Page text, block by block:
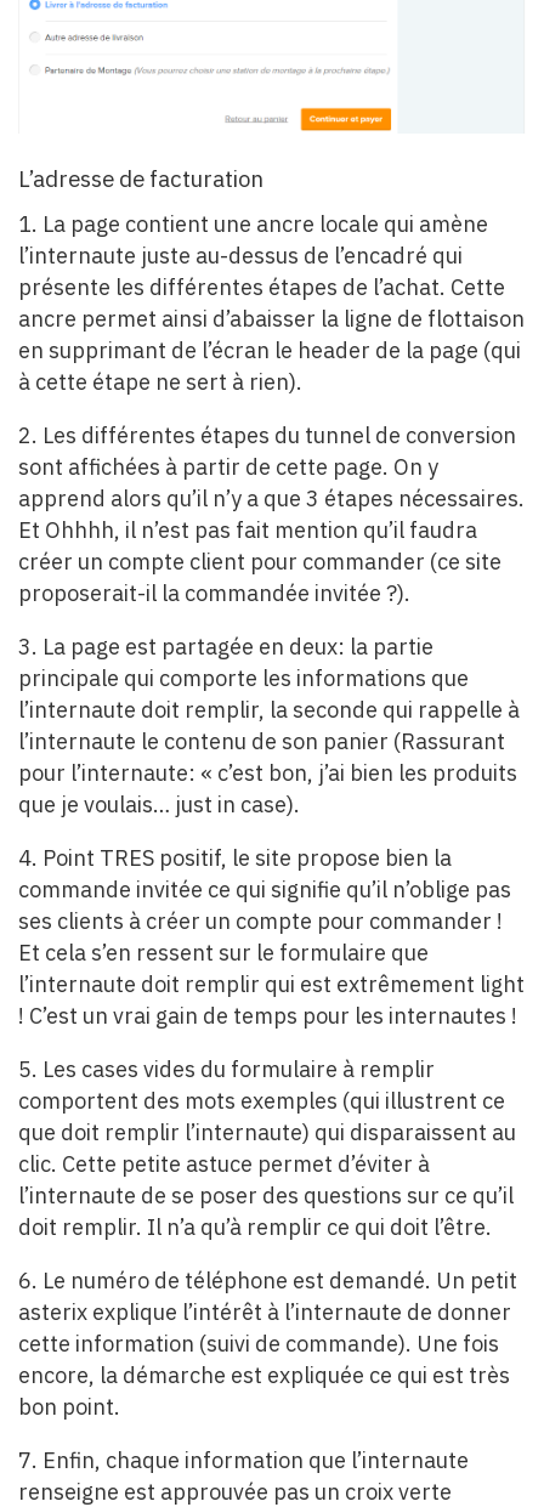
L’adresse de facturation
1. La page contient une ancre locale qui amène
l’internaute juste au-dessus de l’encadré qui
présente les différentes étapes de l’achat. Cette
ancre permet ainsi d’abaisser la ligne de flottaison
en supprimant de l’écran le header de la page (qui
à cette étape ne sert à rien).
2. Les différentes étapes du tunnel de conversion
sont affichées à partir de cette page. On y
apprend alors qu’il n’y a que 3 étapes nécessaires.
Et Ohhhh, il n’est pas fait mention qu’il faudra
créer un compte client pour commander (ce site
proposerait-il la commandée invitée ?).
3. La page est partagée en deux: la partie
principale qui comporte les informations que
l’internaute doit remplir, la seconde qui rappelle à
l’internaute le contenu de son panier (Rassurant
pour l’internaute: « c’est bon, j’ai bien les produits
que je voulais… just in case).
4. Point TRES positif, le site propose bien la
commande invitée ce qui signifie qu’il n’oblige pas
ses clients à créer un compte pour commander !
Et cela s’en ressent sur le formulaire que
l’internaute doit remplir qui est extrêmement light
! C’est un vrai gain de temps pour les internautes !
5. Les cases vides du formulaire à remplir
comportent des mots exemples (qui illustrent ce
que doit remplir l’internaute) qui disparaissent au
clic. Cette petite astuce permet d’éviter à
l’internaute de se poser des questions sur ce qu’il
doit remplir. Il n’a qu’à remplir ce qui doit l’être.
6. Le numéro de téléphone est demandé. Un petit
asterix explique l’intérêt à l’internaute de donner
cette information (suivi de commande). Une fois
encore, la démarche est expliquée ce qui est très
bon point.
7. Enfin, chaque information que l’internaute
renseigne est approuvée pas un croix verte